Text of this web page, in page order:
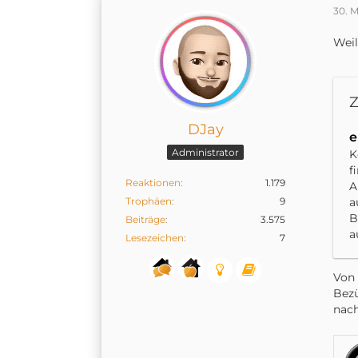
DJay
Administrator
Reaktionen
1.179
Trophäen
9
Beiträge
3.575
Lesezeichen
7
30.
Von